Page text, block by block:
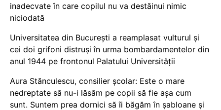
inadecvate în care copilul nu va destăinui nimic
niciodată
Universitatea din București a reamplasat vulturul și
cei doi grifoni distruși în urma bombardamentelor din
anul 1944 pe frontonul Palatului Universității
Aura Stănculescu, consilier școlar: Este o mare
nedreptate să nu-i lăsăm pe copii să fie așa cum
sunt. Suntem prea dornici să îi băgăm în șabloane și